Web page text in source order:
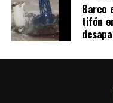
El personero indicó
Contraloría había
contradicción entre
Ministerio de Bienes
llamaba a postular a
Barco
tifón